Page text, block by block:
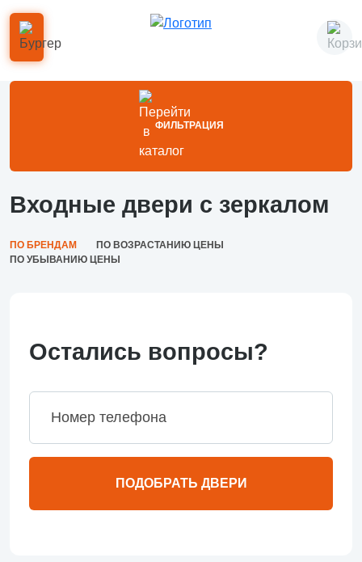
ФИЛЬТРАЦИЯ
Входные двери с зеркалом
ПО БРЕНДАМ
ПО ВОЗРАСТАНИЮ ЦЕНЫ
ПО УБЫВАНИЮ ЦЕНЫ
Остались вопросы?
ПОДОБРАТЬ ДВЕРИ